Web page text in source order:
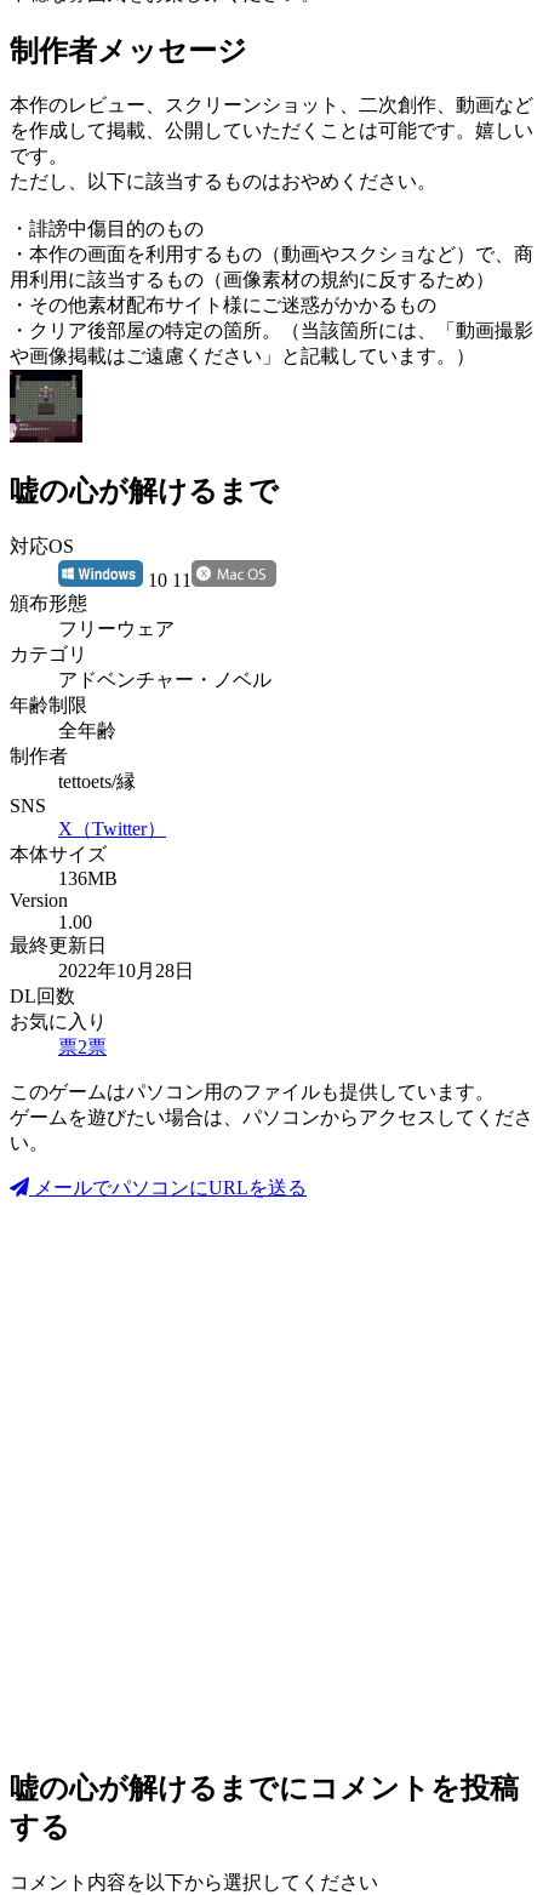
制作者メッセージ
本作のレビュー、スクリーンショット、二次創作、動画など
を作成して掲載、公開していただくことは可能です。嬉しい
です。
ただし、以下に該当するものはおやめください。
・誹謗中傷目的のもの
・本作の画面を利用するもの（動画やスクショなど）で、商
用利用に該当するもの（画像素材の規約に反するため）
・その他素材配布サイト様にご迷惑がかかるもの
・クリア後部屋の特定の箇所。（当該箇所には、「動画撮影
や画像掲載はご遠慮ください」と記載しています。）
嘘の心が解けるまで
対応OS
10 11
頒布形態
フリーウェア
カテゴリ
アドベンチャー・ノベル
年齢制限
全年齢
制作者
tettoets/縁
SNS
X（Twitter）
本体サイズ
136MB
Version
1.00
最終更新日
2022年10月28日
DL回数
お気に入り
票2票
このゲームはパソコン用のファイルも提供しています。
ゲームを遊びたい場合は、パソコンからアクセスしてくださ
い。
メールでパソコンにURLを送る
嘘の心が解けるまでにコメントを投稿
する
コメント内容を以下から選択してください